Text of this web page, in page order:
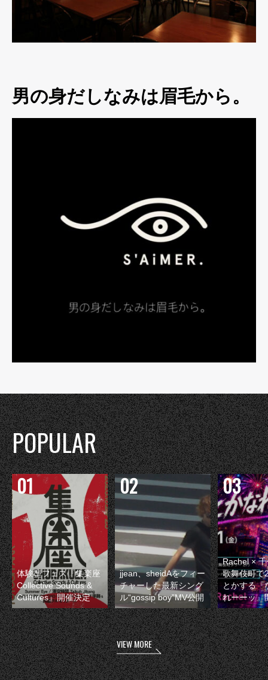
男の身だしなみは眉毛から。
POPULAR
体験型フェス『集楽座
Collective Sounds &
Cultures』開催決定
jjean、sheidAをフィー
チャーした最新シング
ル“gossip boy”MV公開
Rachel ×
歌舞伎町で
とかする『
れーーッ』
VIEW MORE